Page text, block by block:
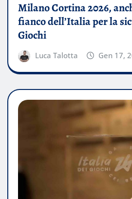
Milano Cortina 2026,
fianco dell’Italia per la
Giochi
Luca Talotta Gen 17,